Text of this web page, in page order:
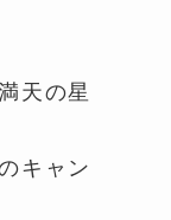
天の星
キャン